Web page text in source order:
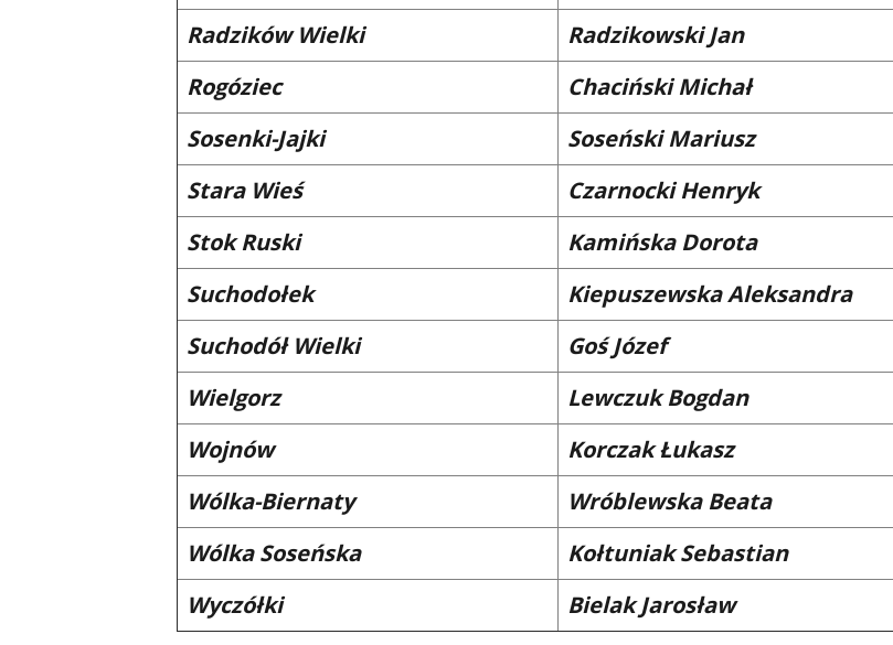
Radzików Wielki
Radzikowski Jan
Rogóziec
Chaciński Michał
Sosenki-Jajki
Soseński Mariusz
Stara Wieś
Czarnocki Henryk
Stok Ruski
Kamińska Dorota
Suchodołek
Kiepuszewska Aleksandra
Suchodół Wielki
Goś Józef
Wielgorz
Lewczuk Bogdan
Wojnów
Korczak Łukasz
Wólka-Biernaty
Wróblewska Beata
Wólka Soseńska
Kołtuniak Sebastian
Wyczółki
Bielak Jarosław